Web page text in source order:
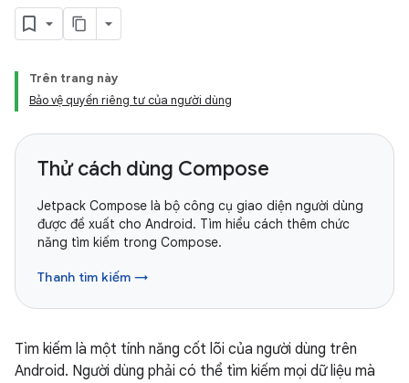
Trên trang này
Bảo vệ quyền riêng tư của người dùng
Thử cách dùng Compose
Jetpack Compose là bộ công cụ giao diện người dùng
được đề xuất cho Android. Tìm hiểu cách thêm chức
năng tìm kiếm trong Compose.
Thanh tìm kiếm →
Tìm kiếm là một tính năng cốt lõi của người dùng trên
Android. Người dùng phải có thể tìm kiếm mọi dữ liệu mà